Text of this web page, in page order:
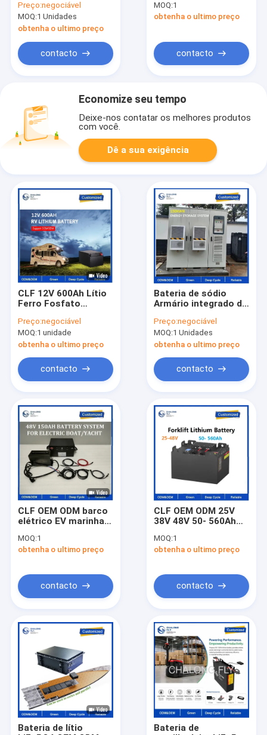
Casa
Produtos
Sobre nós
industrial 200KWH
gabinete exterior
soluções de sistema
Preço:negociável
MOQ:1 Unidades
obtenha o ultimo preço
contacto
caixa de aço
inoxidável para
MOQ:1
obtenha o ultimo preço
contacto
Economize seu tempo
Deixe-nos contatar os melhores produtos
com você.
Dê a sua exigência
CLF 12V 600Ah Lítio
Ferro Fosfato
Bateria 100Ah 200Ah
300Ah 12V 24V Para
RV Camper Boat
Preço:negociável
MOQ:1 unidade
obtenha o ultimo preço
contacto
Bateria de sódio
Armário integrado de
energia de bateria de
íons de sódio -
baterias industriais e
armazenamento de
energia
Preço:negociável
MOQ:1 Unidades
obtenha o ultimo preço
contacto
CLF OEM ODM barco
elétrico EV marinha
Lifepo4 Bateria para
barco elétrico / iate
MOQ:1
obtenha o ultimo preço
contacto
CLF OEM ODM 25V
38V 48V 50- 560Ah
empilhadeira de lítio
de carregamento
empilhadeira elétrica
MOQ:1
obtenha o ultimo preço
contacto
Bateria de lítio
Bateria de